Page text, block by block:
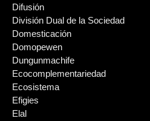
Difusión
División Dual de la Sociedad
Domesticación
Domopewen
Dungunmachife
Ecocomplementariedad
Ecosistema
Efigies
Elal